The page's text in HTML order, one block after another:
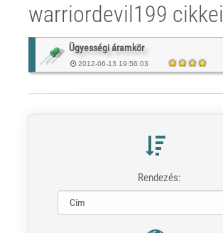
warriordevil199 cikkei
Ügyességi áramkör
2012-06-13 19:56:03
Rendezés: